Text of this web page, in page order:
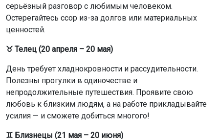
серьёзный разговор с любимым человеком.
Остерегайтесь ссор из-за долгов или материальных
ценностей.
♉ Телец (20 апреля – 20 мая)
День требует хладнокровности и рассудительности.
Полезны прогулки в одиночестве и
непродолжительные путешествия. Проявите свою
любовь к близким людям, а на работе прикладывайте
усилия — и сможете добиться многого!
♊ Близнецы (21 мая – 20 июня)